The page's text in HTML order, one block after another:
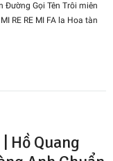
Gọi Tên Trôi miên
RE RE MI FA la Hoa tàn
Hồ Quang